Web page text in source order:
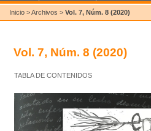
Inicio >Archivos > Vol. 7, Núm. 8 (2020)
Vol. 7, Núm. 8 (2020)
TABLA DE CONTENIDOS